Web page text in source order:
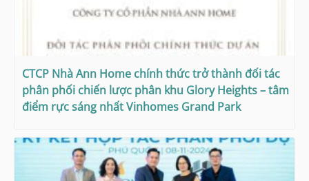
CTCP Nhà Ann Home chính thức trở thành đối tác
phân phối chiến lược phân khu Glory Heights – tâm
điểm rực sáng nhất Vinhomes Grand Park